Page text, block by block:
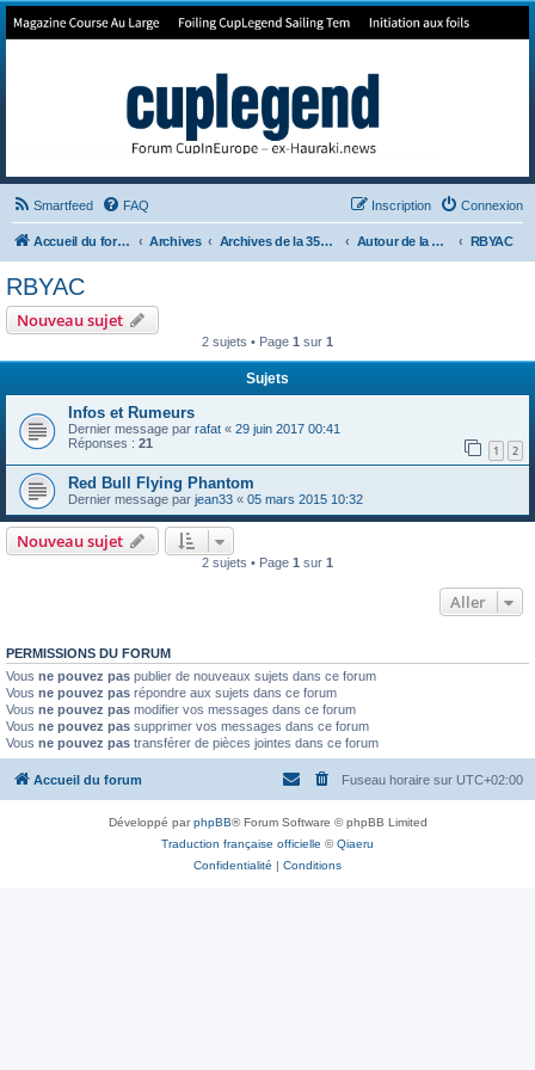
Forum de Cup In Europe
Smartfeed FAQ Connexion
Inscription
Accueil du forum Archives Archives de la 35ème Autour de la Cup RBYAC
RBYAC
Nouveau sujet
2 sujets • Page 1 sur 1
Sujets
Infos et Rumeurs
Dernier message par rafat « 29 juin 2017 00:41
Réponses : 21 1 2
Red Bull Flying Phantom
Dernier message par jean33 « 05 mars 2015 10:32
Nouveau sujet
2 sujets • Page 1 sur 1
Aller
PERMISSIONS DU FORUM
Vous ne pouvez pas publier de nouveaux sujets dans ce forum
Vous ne pouvez pas répondre aux sujets dans ce forum
Vous ne pouvez pas modifier vos messages dans ce forum
Vous ne pouvez pas supprimer vos messages dans ce forum
Vous ne pouvez pas transférer de pièces jointes dans ce forum
Accueil du forum Fuseau horaire sur UTC+02:00
Développé parphpBB® Forum Software © phpBB Limited
Traduction française officielle ©Qiaeru
Confidentialité | Conditions